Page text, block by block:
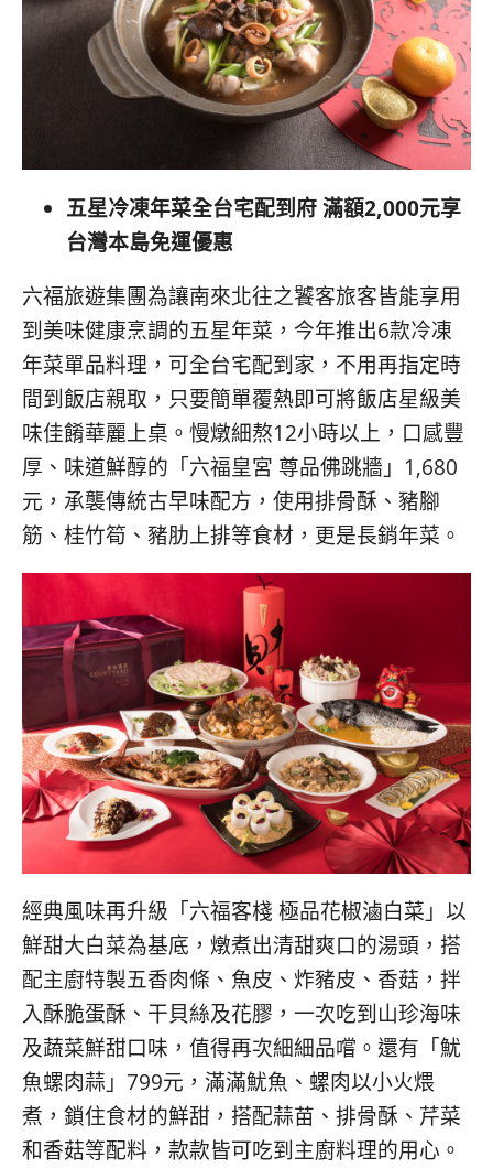
五星冷凍年菜全台宅配到府 滿額2,000元享
台灣本島免運優惠
六福旅遊集團為讓南來北往之饕客旅客皆能享用
到美味健康烹調的五星年菜，今年推出6款冷凍
年菜單品料理，可全台宅配到家，不用再指定時
間到飯店親取，只要簡單覆熱即可將飯店星級美
味佳餚華麗上桌。慢燉細熬12小時以上，口感豐
厚、味道鮮醇的「六福皇宮 尊品佛跳牆」1,680
元，承襲傳統古早味配方，使用排骨酥、豬腳
筋、桂竹筍、豬肋上排等食材，更是長銷年菜。
經典風味再升級「六福客棧 極品花椒滷白菜」以
鮮甜大白菜為基底，燉煮出清甜爽口的湯頭，搭
配主廚特製五香肉條、魚皮、炸豬皮、香菇，拌
入酥脆蛋酥、干貝絲及花膠，一次吃到山珍海味
及蔬菜鮮甜口味，值得再次細細品嚐。還有「魷
魚螺肉蒜」799元，滿滿魷魚、螺肉以小火煨
煮，鎖住食材的鮮甜，搭配蒜苗、排骨酥、芹菜
和香菇等配料，款款皆可吃到主廚料理的用心。